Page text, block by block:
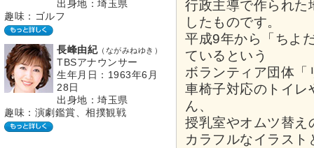
出身地：埼玉県
趣味：ゴルフ
長峰由紀（ながみねゆき）
TBSアナウンサー
生年月日：1963年6月
28日
出身地：埼玉県
趣味：演劇鑑賞、相撲観戦
行政主導で作られた
したものです。
平成9年から「ちよ
ているという
ボランティア団体「
車椅子対応のトイレ
ん、
授乳室やオムツ替え
カラフルなイラス